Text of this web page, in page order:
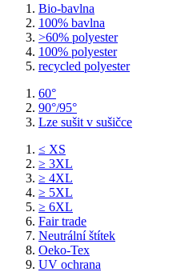
Bio-bavlna
100% bavlna
>60% polyester
100% polyester
recycled polyester
60°
90°/95°
Lze sušit v sušičce
≤ XS
≥ 3XL
≥ 4XL
≥ 5XL
≥ 6XL
Fair trade
Neutrální štítek
Oeko-Tex
UV ochrana